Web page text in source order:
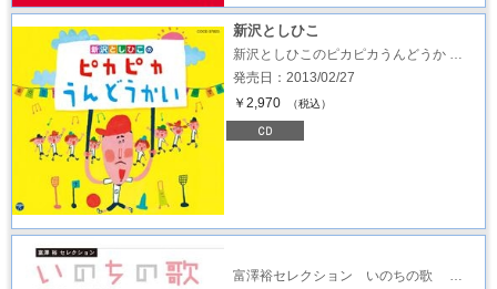
新沢としひこ
新沢としひこのピカピカうんどうか …
発売日：2013/02/27
￥2,970
（税込）
富澤裕セレクション いのちの歌 …